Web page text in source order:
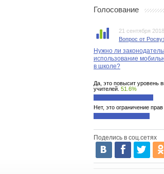
Голосование
21 сентября 2018
Вопрос от
Нужно ли
использование
в школе?
Да, это повысит уровень
учителей. 51.6%
Нет, это ограничение прав
Поделись в соц.сетях